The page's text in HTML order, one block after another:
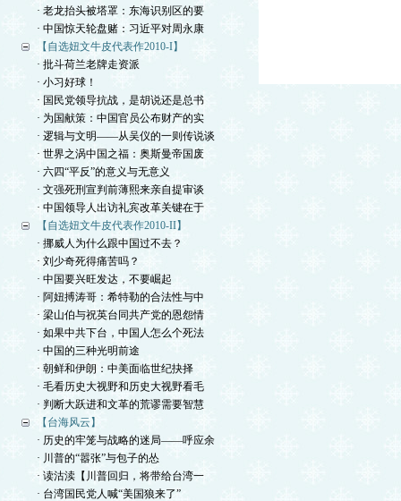
· 老龙抬头被塔罩：东海识别区的要
· 中国惊天轮盘赌：习近平对周永康
【自选妞文牛皮代表作2010-I】
· 批斗荷兰老牌走资派
· 小习好球！
· 国民党领导抗战，是胡说还是总书
· 为国献策：中国官员公布财产的实
· 逻辑与文明——从吴仪的一则传说谈
· 世界之涡中国之福：奥斯曼帝国废
· 六四“平反”的意义与无意义
· 文强死刑宣判前薄熙来亲自提审谈
· 中国领导人出访礼宾改革关键在于
【自选妞文牛皮代表作2010-II】
· 挪威人为什么跟中国过不去？
· 刘少奇死得痛苦吗？
· 中国要兴旺发达，不要崛起
· 阿妞搏涛哥：希特勒的合法性与中
· 梁山伯与祝英台同共产党的恩怨情
· 如果中共下台，中国人怎么个死法
· 中国的三种光明前途
· 朝鲜和伊朗：中美面临世纪抉择
· 毛看历史大视野和历史大视野看毛
· 判断大跃进和文革的荒谬需要智慧
【台海风云】
· 历史的牢笼与战略的迷局——呼应余
· 川普的“嚣张”与包子的怂
· 读沽渎【川普回归，将带给台湾一
· 台湾国民党人喊“美国狼来了”